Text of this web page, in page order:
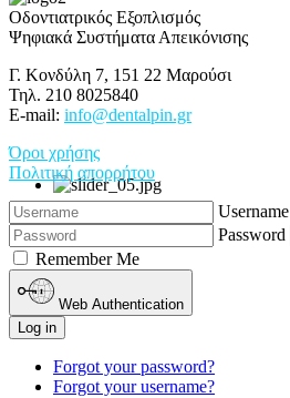
Οδοντιατρικός Εξοπλισμός
Ψηφιακά Συστήματα Απεικόνισης
Γ. Κονδύλη 7, 151 22 Μαρούσι
Τηλ. 210 8025840
E-mail: info@dentalpin.gr
Όροι χρήσης
Πολιτική απορρήτου
Username
Password
Remember Me
Web Authentication
Log in
Forgot your password?
Forgot your username?